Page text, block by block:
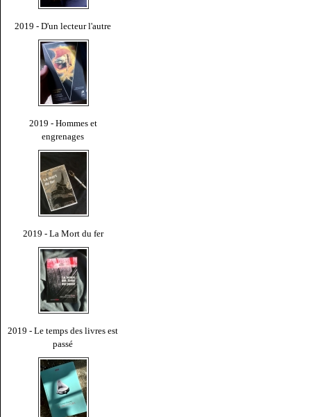
2019 - D'un lecteur l'autre
2019 - Hommes et
engrenages
2019 - La Mort du fer
2019 - Le temps des livres est
passé